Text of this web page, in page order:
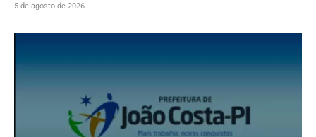
5 de agosto de 2026